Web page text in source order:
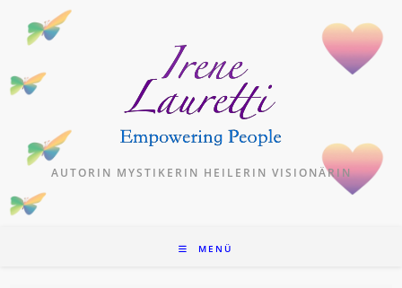
Inhalt
AUTORIN MYSTIKERIN HEILERIN VISIONÄRIN
MENÜ